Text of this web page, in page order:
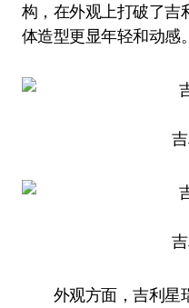
构，在外观上打破了吉
体造型更显年轻和动感。
外观方面，吉利星